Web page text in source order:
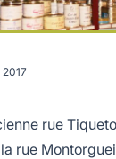
rue
rue